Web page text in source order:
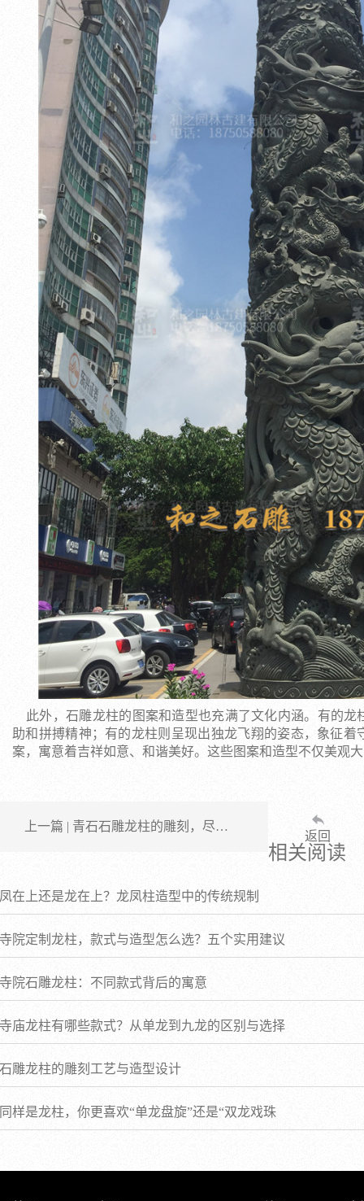
此外，石雕龙柱的图案和造型也充满了文化内涵。有的龙
助和拼搏精神；有的龙柱则呈现出独龙飞翔的姿态，象征
案，寓意着吉祥如意、和谐美好。这些图案和造型不仅美观
上一篇 | 青石石雕龙柱的雕刻，尽…
返回
相关阅读
凤在上还是龙在上？龙凤柱造型中的传统规制
寺院定制龙柱，款式与造型怎么选？五个实用建议
寺院石雕龙柱：不同款式背后的寓意
寺庙龙柱有哪些款式？从单龙到九龙的区别与选择
石雕龙柱的雕刻工艺与造型设计
同样是龙柱，你更喜欢“单龙盘旋”还是“双龙戏珠